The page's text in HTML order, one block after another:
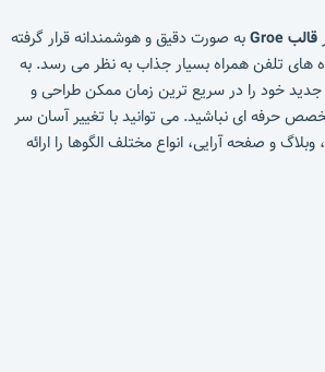
قالب Groe
به صورت دقیق و هوشمندانه قرار گرفته
های تلفن همراه بسیار جذاب به نظر می رسد. به
خود را در سریع ترین زمان ممکن طراحی و
حرفه ای نباشید. می توانید با تغییر آسان سر
و صفحه آرایی، انواع مختلف الگوها را ارائه